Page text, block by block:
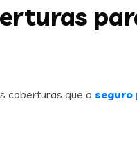
coberturas que o seguro